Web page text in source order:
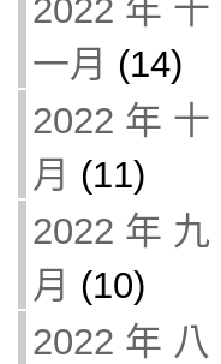
2022 年 十
一月 (14)
2022 年 十
月 (11)
2022 年 九
月 (10)
2022 年 八